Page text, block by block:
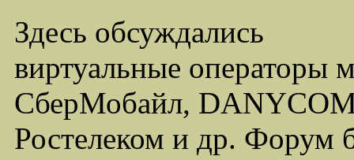
Здесь обсуждались
виртуальные операторы
СберМобайл,
Ростелеком и др. Форум